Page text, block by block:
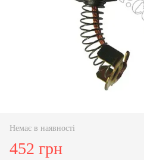
Немає в наявності
452 грн